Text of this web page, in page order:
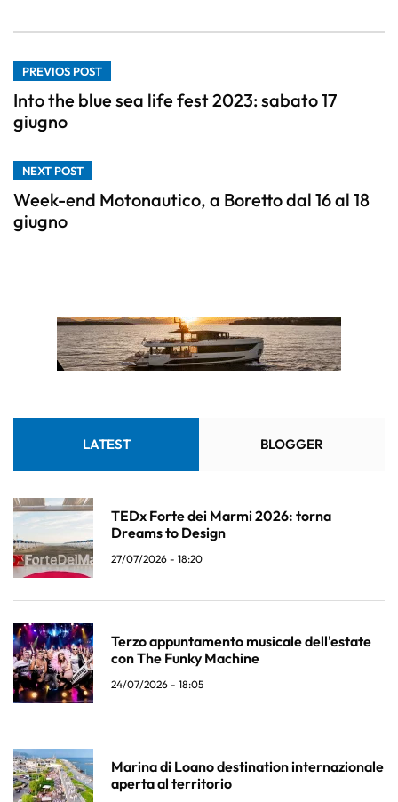
PREVIOS POST
Into the blue sea life fest 2023: sabato 17
giugno
NEXT POST
Week-end Motonautico, a Boretto dal 16 al 18
giugno
LATEST BLOGGER
TEDx Forte dei Marmi 2026: torna
Dreams to Design
27/07/2026 - 18:20
Terzo appuntamento musicale dell'estate
con The Funky Machine
24/07/2026 - 18:05
Marina di Loano destination internazionale
aperta al territorio